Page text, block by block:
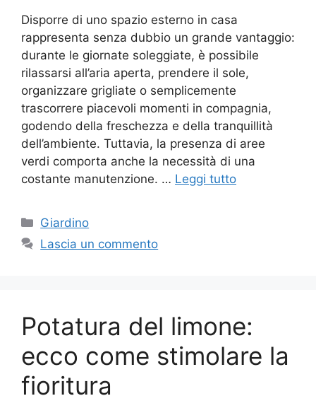
Disporre di uno spazio esterno in casa
rappresenta senza dubbio un grande vantaggio:
durante le giornate soleggiate, è possibile
rilassarsi all’aria aperta, prendere il sole,
organizzare grigliate o semplicemente
trascorrere piacevoli momenti in compagnia,
godendo della freschezza e della tranquillità
dell’ambiente. Tuttavia, la presenza di aree
verdi comporta anche la necessità di una
costante manutenzione. … Leggi tutto
Categorie
Giardino
Lascia un commento
Potatura del limone:
ecco come stimolare la
fioritura